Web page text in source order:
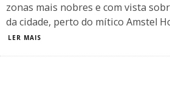
zonas mais nobres e com vista
da cidade, perto do mítico Amstel
LER MAIS